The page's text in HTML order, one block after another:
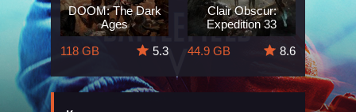
The
5.7
DOOM: The Dark
Ages
118 GB
5.3
Clair Obscur:
Expedition 33
44.9 GB
8.6
164 GB